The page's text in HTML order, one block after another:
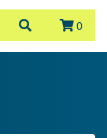
0